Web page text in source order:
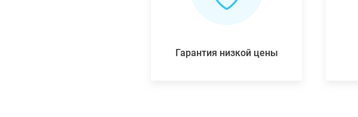
Гарантия низкой цены